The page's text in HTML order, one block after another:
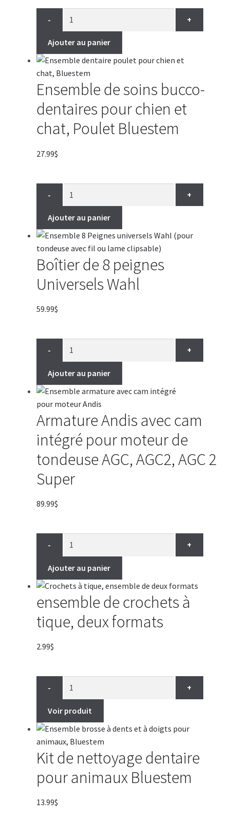
- +
Ajouter au panier
Ensemble de soins bucco-
dentaires pour chien et
chat, Poulet Bluestem
27.99$
- +
Ajouter au panier
Boîtier de 8 peignes
Universels Wahl
59.99$
- +
Ajouter au panier
Armature Andis avec cam
intégré pour moteur de
tondeuse AGC, AGC2, AGC 2
Super
89.99$
- +
Ajouter au panier
ensemble de crochets à
tique, deux formats
2.99$
- +
Voir produit
Kit de nettoyage dentaire
pour animaux Bluestem
13.99$